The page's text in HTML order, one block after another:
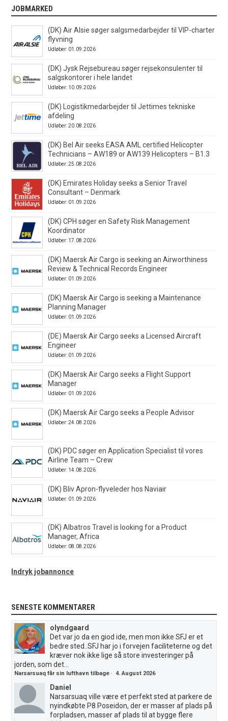
JOBMARKED
(DK) Air Alsie søger salgsmedarbejder til VIP-charter
flyvning
Udløber: 01.09.2026
(DK) Jysk Rejsebureau søger rejsekonsulenter til
salgskontorer i hele landet
Udløber: 10.09.2026
(DK) Logistikmedarbejder til Jettimes tekniske
afdeling
Udløber: 20.08.2026
(DK) Bel Air seeks EASA AML certified Helicopter
Technicians – AW189 or AW139 Helicopters – B1.3
Udløber: 25.08.2026
(DK) Emirates Holiday seeks a Senior Travel
Consultant – Denmark
Udløber: 01.09.2026
(DK) CPH søger en Safety Risk Management
Koordinator
Udløber: 17.08.2026
(DK) Maersk Air Cargo is seeking an Airworthiness
Review & Technical Records Engineer
Udløber: 01.09.2026
(DK) Maersk Air Cargo is seeking a Maintenance
Planning Manager
Udløber: 01.09.2026
(DE) Maersk Air Cargo seeks a Licensed Aircraft
Engineer
Udløber: 01.09.2026
(DK) Maersk Air Cargo seeks a Flight Support
Manager
Udløber: 01.09.2026
(DK) Maersk Air Cargo seeks a People Advisor
Udløber: 24.08.2026
(DK) PDC søger en Application Specialist til vores
Airline Team – Crew
Udløber: 14.08.2026
(DK) Bliv Apron-flyveleder hos Naviair
Udløber: 01.09.2026
(DK) Albatros Travel is looking for a Product
Manager, Africa
Udløber: 08.08.2026
Indryk jobannonce
SENESTE KOMMENTARER
olyndgaard
Det var jo da en giod ide, men mon ikke SFJ er et
bedre sted..SFJ har jo i forvejen faciliteterne og det
kræver nok ikke lige så store investeringer på
jorden, som det...
Narsarsuaq får sin lufthavn tilbage ·4. August 2026
Daniel
Narsarsuaq ville være et perfekt sted at parkere de
nyindkøbte P8 Poseidon, der er masser af plads på
forpladsen, masser af plads til at bygge flere